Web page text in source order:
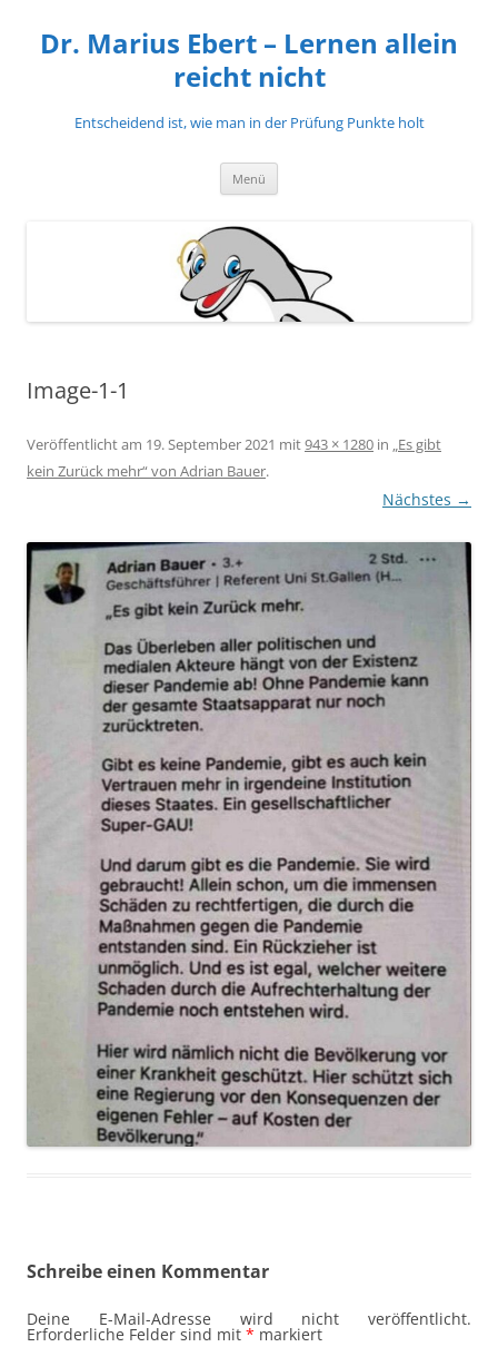
springen
Dr. Marius Ebert – Lernen allein
reicht nicht
Entscheidend ist, wie man in der Prüfung Punkte holt
Menü
Image-1-1
Veröffentlicht am 19. September 2021 mit943 × 1280 in „Es gibt
kein Zurück mehr“ von Adrian Bauer.
Nächstes →
Schreibe einen Kommentar
Deine E-Mail-Adresse wird nicht veröffentlicht.
Erforderliche Felder sind mit * markiert